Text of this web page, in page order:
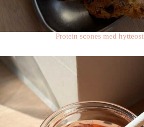
Protein scones med hytteost